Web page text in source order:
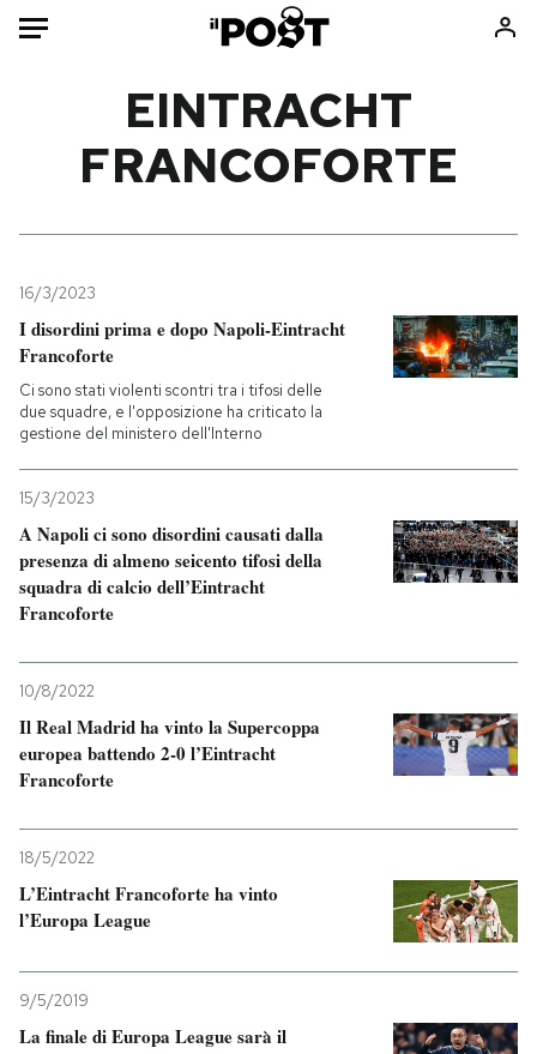
HOME
Mondo
Tecnologia
Internet
Cultura
Economia
Libri
Ok Boomer!
Europa
PODCAST
NEWSLETTER
I MIEI PREFERITI
CALENDARIO
AREA PERSONALE
Entra
EINTRACHT
FRANCOFORTE
16/3/2023
I disordini prima e dopo Napoli-Eintracht
Francoforte
Ci sono stati violenti scontri tra i tifosi delle
due squadre, e l'opposizione ha criticato la
gestione del ministero dell'Interno
15/3/2023
A Napoli ci sono disordini causati dalla
presenza di almeno seicento tifosi della
squadra di calcio dell’Eintracht
Francoforte
10/8/2022
Il Real Madrid ha vinto la Supercoppa
europea battendo 2-0 l’Eintracht
Francoforte
18/5/2022
L’Eintracht Francoforte ha vinto
l’Europa League
9/5/2019
La finale di Europa League sarà il